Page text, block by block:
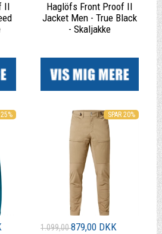
II
Haglöfs Front Proof II
Jacket Men - True Black
- Skaljakke
25% SPAR 20%
1.099,00879,00 DKK